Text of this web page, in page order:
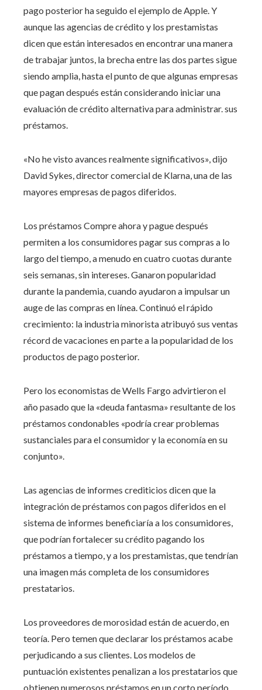
pago posterior ha seguido el ejemplo de Apple. Y
aunque las agencias de crédito y los prestamistas
dicen que están interesados ​​en encontrar una manera
de trabajar juntos, la brecha entre las dos partes sigue
siendo amplia, hasta el punto de que algunas empresas
que pagan después están considerando iniciar una
evaluación de crédito alternativa para administrar. sus
préstamos.
«No he visto avances realmente significativos», dijo
David Sykes, director comercial de Klarna, una de las
mayores empresas de pagos diferidos.
Los préstamos Compre ahora y pague después
permiten a los consumidores pagar sus compras a lo
largo del tiempo, a menudo en cuatro cuotas durante
seis semanas, sin intereses. Ganaron popularidad
durante la pandemia, cuando ayudaron a impulsar un
auge de las compras en línea. Continuó el rápido
crecimiento: la industria minorista atribuyó sus ventas
récord de vacaciones en parte a la popularidad de los
productos de pago posterior.
Pero los economistas de Wells Fargo advirtieron el
año pasado que la «deuda fantasma» resultante de los
préstamos condonables «podría crear problemas
sustanciales para el consumidor y la economía en su
conjunto».
Las agencias de informes crediticios dicen que la
integración de préstamos con pagos diferidos en el
sistema de informes beneficiaría a los consumidores,
que podrían fortalecer su crédito pagando los
préstamos a tiempo, y a los prestamistas, que tendrían
una imagen más completa de los consumidores
prestatarios.
Los proveedores de morosidad están de acuerdo, en
teoría. Pero temen que declarar los préstamos acabe
perjudicando a sus clientes. Los modelos de
puntuación existentes penalizan a los prestatarios que
obtienen numerosos préstamos en un corto período